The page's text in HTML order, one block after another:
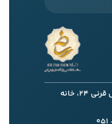
مشهد، بلوار قرنی، نبش قرنی 24، خانه